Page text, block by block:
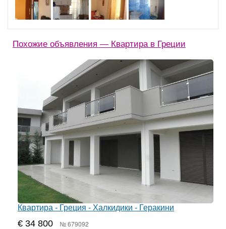
Похожие объявления — Квартира в Греции
Квартира - Греция - Халкидики - Геракини
€ 34 800 № 679092